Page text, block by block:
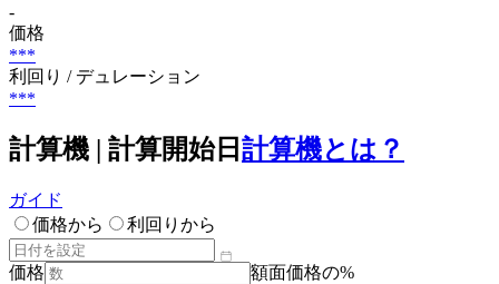
-
価格
***
利回り / デュレーション
***
計算機 | 計算開始日 計算機とは？
ガイド
価格から
利回りから
価格
額面価格の%